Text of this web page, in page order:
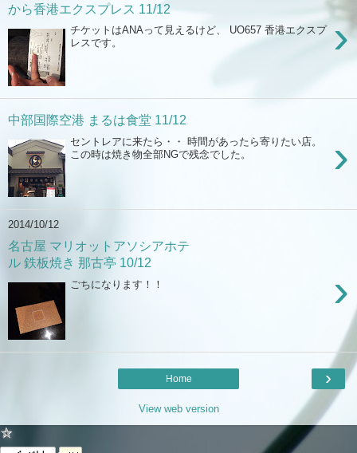
から香港エクスプレス 11/12
›
チケットはANAって見えるけど、 UO657 香港エクスプ
レスです。
中部国際空港 まるは食堂 11/12
›
セントレアに来たら・・ 時間があったら寄りたい店。
この時は焼き物全部NGで残念でした。
2014/10/12
名古屋 マリオットアソシアホテ
ル 鉄板焼き 那古亭 10/12
›
ごちになります！！
›
Home
View web version
☆